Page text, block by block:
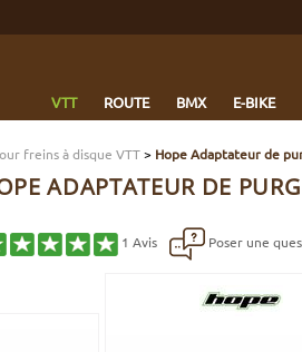
VTT ROUTE BMX E-BIKE
freins à disque VTT> Hope Adaptateur de
ADAPTATEUR DE
1 Avis Poser une